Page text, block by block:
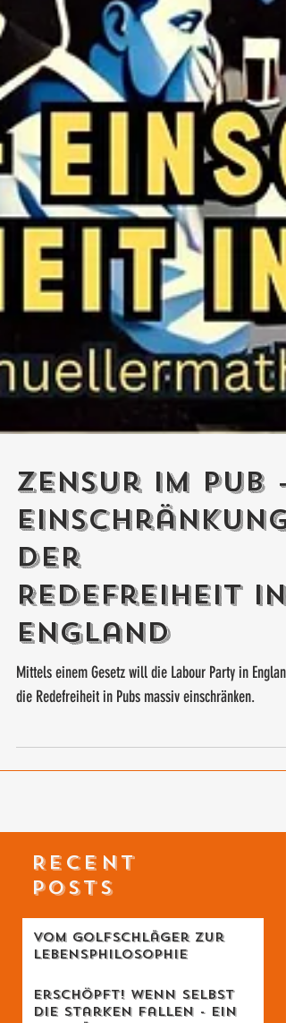
Zensur im Pub -
Einschränkung
der
Redefreiheit in
England
Mittels einem Gesetz will die Labour Party in England
die Redefreiheit in Pubs massiv einschränken.
RECENT
POSTS
Vom Golfschläger zur